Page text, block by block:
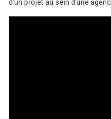
d’un projet au sein d’une